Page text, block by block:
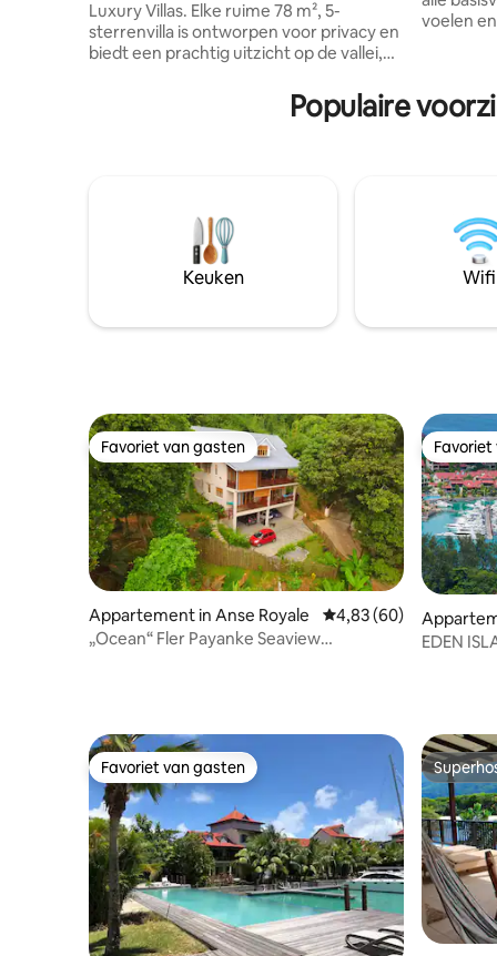
Luxury Villas. Elke ruime 78 m², 5-
sterrenvilla is ontworpen voor privacy en
biedt een prachtig uitzicht op de vallei,
in je eigen zoutwater-infinity pool en
ontspan vervolgens op een kingsize bed
voegen comfort toe, terwijl een op het
eiland geïnspireerde inrichting en
milieuvriendelijke accenten elk verblijf
ontspannend, stijlvol en onvergetelijk
voelen
gewoon
een
midden
Populaire
Keuken Wifi
Favoriet van gasten
Favoriet van gasten
Appartement in Anse Royale Gemiddelde
4,83 (60)
„Ocean“ Fler Payanke Seaview
EDEN
Favoriet van gasten
Favoriet van gasten